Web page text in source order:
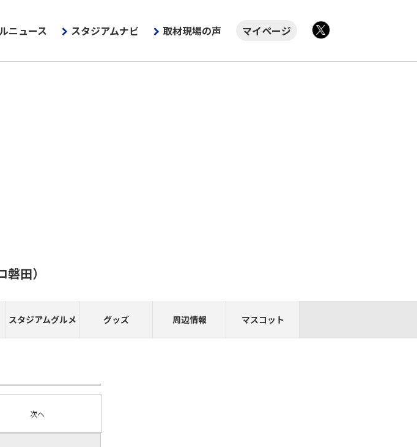
ニュース スタジアムナビ 取材現場の声
マイページ
磐田）
スタジアムグルメ グッズ 周辺情報 マスコット
次へ